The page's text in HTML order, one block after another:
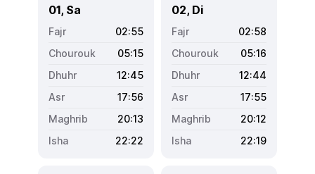
01, Sa
02:55
05:15
12:45
17:56
20:13
22:22
02, Di
02:58
05:16
12:44
17:55
20:12
22:19